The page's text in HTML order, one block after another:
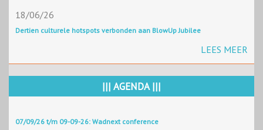
18/06/26
Dertien culturele hotspots verbonden aan BlowUp Jubilee
LEES MEER
||| AGENDA |||
07/09/26 t/m 09-09-26: Wadnext conference